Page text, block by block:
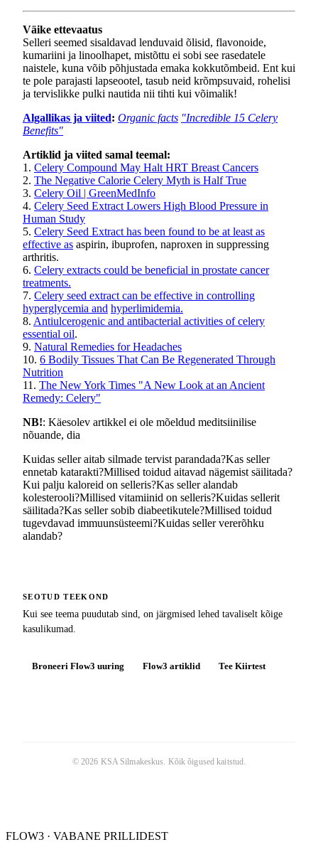
Väike ettevaatus
Selleri seemed sisaldavad lenduvaid õlisid, flavonoide,
kumariini ja linoolhapet, mistõttu ei sobi see rasedatele
naistele, kuna võib põhjustada emaka kokkutõmbeid. Ent kui
te pole parajasti lapseootel, tasub neid krõmpsuvaid, rohelisi
ja tervislikke pulki nautida nii tihti kui võimalik!
Algallikas ja viited: Organic facts "Incredible 15 Celery
Benefits"
Artiklid ja viited samal teemal:
1. Celery Compound May Halt HRT Breast Cancers
2. The Negative Calorie Celery Myth is Half True
3. Celery Oil | GreenMedInfo
4. Celery Seed Extract Lowers High Blood Pressure in
Human Study
5. Celery Seed Extract has been found to be at least as
effective as aspirin, ibuprofen, naproxen in suppressing
arthritis.
6. Celery extracts could be beneficial in prostate cancer
treatments.
7. Celery seed extract can be effective in controlling
hyperglycemia and hyperlimidemia.
8. Antiulcerogenic and antibacterial activities of celery
essential oil.
9. Natural Remedies for Headaches
10. 6 Bodily Tissues That Can Be Regenerated Through
Nutrition
11. The New York Times "A New Look at an Ancient
Remedy: Celery"
NB!: Käesolev artikkel ei ole mõeldud meditsiinilise
nõuande, dia
Kuidas seller aitab silmade tervist parandada?Kas seller
ennetab katarakti?Millised toidud aitavad nägemist säilitada?
Kui palju kaloreid on selleris?Kas seller alandab
kolesterooli?Millised vitamiinid on selleris?Kuidas sellerit
säilitada?Kas seller sobib diabeetikutele?Millised toidud
tugevdavad immuunsüsteemi?Kuidas seller vererõhku
alandab?
SEOTUD TEEKOND
Kui see teema puudutab sind, on järgmised lehed tavaliselt kõige
kasulikumad.
Broneeri Flow3 uuring Flow3 artiklid Tee Kiirtest
© 2026 KSA Silmakeskus. Kõik õigused kaitstud.
FLOW3 · VABANE PRILLIDEST